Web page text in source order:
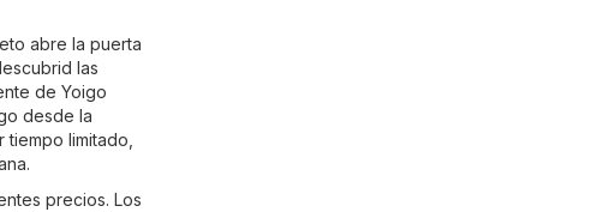
abre la puerta
las
de Yoigo
desde la
limitado,
precios. Los